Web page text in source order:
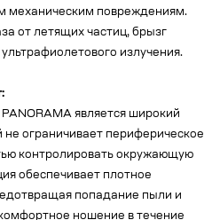
механическим повреждениям.
от летящих частиц, брызг
излучения.
является широкий
ограничивает периферическое
контролировать окружающую
обеспечивает плотное
попадание пыли и
ношение в течение